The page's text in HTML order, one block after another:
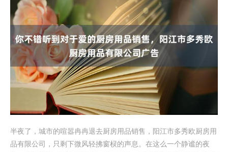
半夜了，城市的喧嚣冉冉退去厨房用品销售，阳江市多秀欧厨房用
品有限公司，只剩下微风轻拂窗棂的声息。在这么一个静谧的夜